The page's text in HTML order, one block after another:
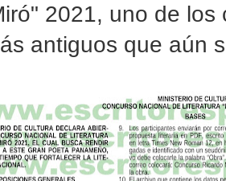
2021, uno de los
antiguos que aún